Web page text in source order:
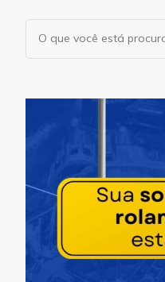
Procurando
algo?